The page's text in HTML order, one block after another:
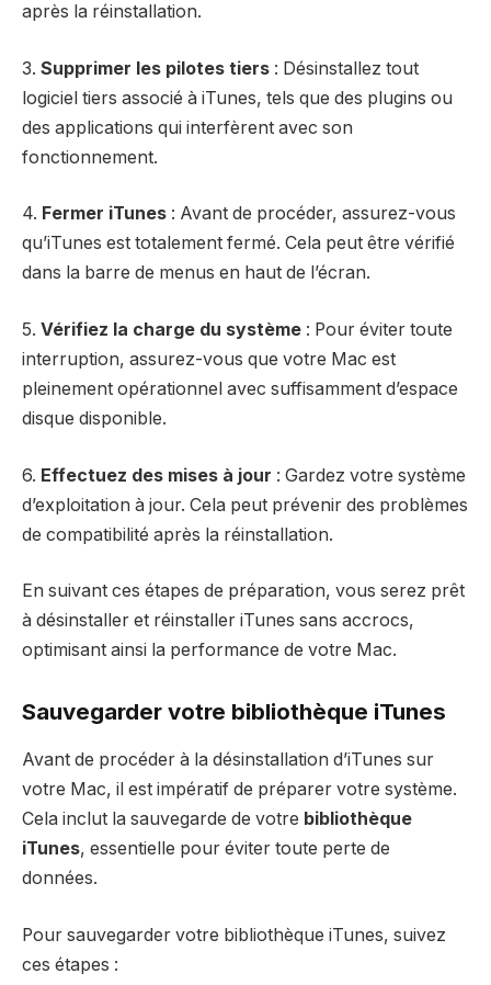
après la réinstallation.
3. Supprimer les pilotes tiers : Désinstallez tout
logiciel tiers associé à iTunes, tels que des plugins ou
des applications qui interfèrent avec son
fonctionnement.
4. Fermer iTunes : Avant de procéder, assurez-vous
qu’iTunes est totalement fermé. Cela peut être vérifié
dans la barre de menus en haut de l’écran.
5. Vérifiez la charge du système : Pour éviter toute
interruption, assurez-vous que votre Mac est
pleinement opérationnel avec suffisamment d’espace
disque disponible.
6. Effectuez des mises à jour : Gardez votre système
d’exploitation à jour. Cela peut prévenir des problèmes
de compatibilité après la réinstallation.
En suivant ces étapes de préparation, vous serez prêt
à désinstaller et réinstaller iTunes sans accrocs,
optimisant ainsi la performance de votre Mac.
Sauvegarder votre bibliothèque iTunes
Avant de procéder à la désinstallation d’iTunes sur
votre Mac, il est impératif de préparer votre système.
Cela inclut la sauvegarde de votre bibliothèque
iTunes, essentielle pour éviter toute perte de
données.
Pour sauvegarder votre bibliothèque iTunes, suivez
ces étapes :